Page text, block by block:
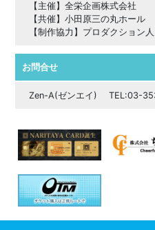
【主催】全栄企画株式会社
【共催】小田原三の丸ホール
【制作協力】プロダクション
お問合せ
Zen-A(ゼンエイ) TEL:03-